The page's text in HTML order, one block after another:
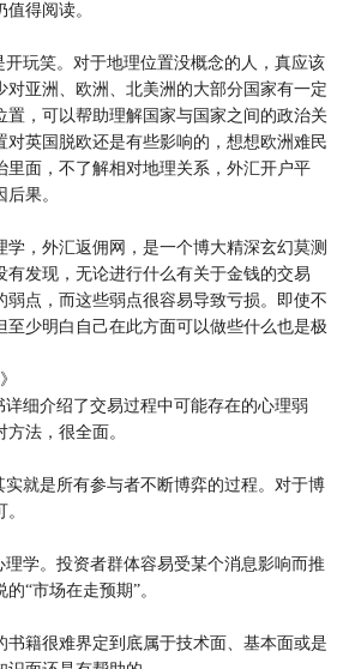
得阅读。
笑。对于地理位置没概念的人，真应该
对亚洲、欧洲、北美洲的大部分国家有一定
置，可以帮助理解国家与国家之间的政治关
对英国脱欧还是有些影响的，想想欧洲难民
里面，不了解相对地理关系，外汇开户平
果。
，外汇返佣网，是一个博大精深玄幻莫测
有发现，无论进行什么有关于金钱的交易
弱点，而这些弱点很容易导致亏损。即使不
至少明白自己在此方面可以做些什么也是极
介绍了交易过程中可能存在的心理弱
法，很全面。
是所有参与者不断博弈的过程。对于博
。投资者群体容易受某个消息影响而推
“市场在走预期”。
籍很难界定到底属于技术面、基本面或是